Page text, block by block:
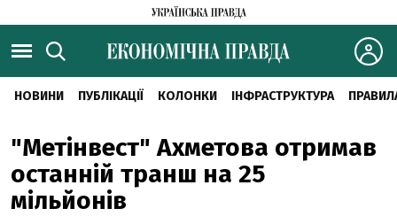
НОВИНИ ПУБЛІКАЦІЇ КОЛОНКИ ІНФРАСТРУКТУРА
"Метінвест" Ахметова отримав
останній транш на 25
мільйонів